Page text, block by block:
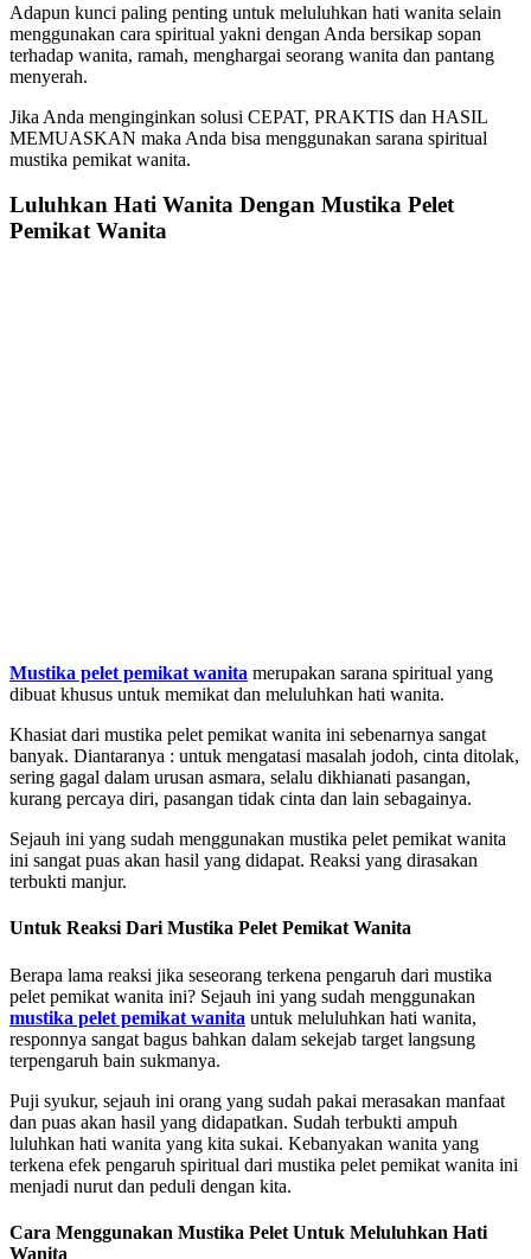
Adapun kunci paling penting untuk meluluhkan hati wanita selain
menggunakan cara spiritual yakni dengan Anda bersikap sopan
terhadap wanita, ramah, menghargai seorang wanita dan pantang
menyerah.
Jika Anda menginginkan solusi CEPAT, PRAKTIS dan HASIL
MEMUASKAN maka Anda bisa menggunakan sarana spiritual
mustika pemikat wanita.
Luluhkan Hati Wanita Dengan Mustika Pelet
Pemikat Wanita
Mustika pelet pemikat wanita merupakan sarana spiritual yang
dibuat khusus untuk memikat dan meluluhkan hati wanita.
Khasiat dari mustika pelet pemikat wanita ini sebenarnya sangat
banyak. Diantaranya : untuk mengatasi masalah jodoh, cinta ditolak,
sering gagal dalam urusan asmara, selalu dikhianati pasangan,
kurang percaya diri, pasangan tidak cinta dan lain sebagainya.
Sejauh ini yang sudah menggunakan mustika pelet pemikat wanita
ini sangat puas akan hasil yang didapat. Reaksi yang dirasakan
terbukti manjur.
Untuk Reaksi Dari Mustika Pelet Pemikat Wanita
Berapa lama reaksi jika seseorang terkena pengaruh dari mustika
pelet pemikat wanita ini? Sejauh ini yang sudah menggunakan
mustika pelet pemikat wanita untuk meluluhkan hati wanita,
responnya sangat bagus bahkan dalam sekejab target langsung
terpengaruh bain sukmanya.
Puji syukur, sejauh ini orang yang sudah pakai merasakan manfaat
dan puas akan hasil yang didapatkan. Sudah terbukti ampuh
luluhkan hati wanita yang kita sukai. Kebanyakan wanita yang
terkena efek pengaruh spiritual dari mustika pelet pemikat wanita ini
menjadi nurut dan peduli dengan kita.
Cara Menggunakan Mustika Pelet Untuk Meluluhkan Hati
Wanita